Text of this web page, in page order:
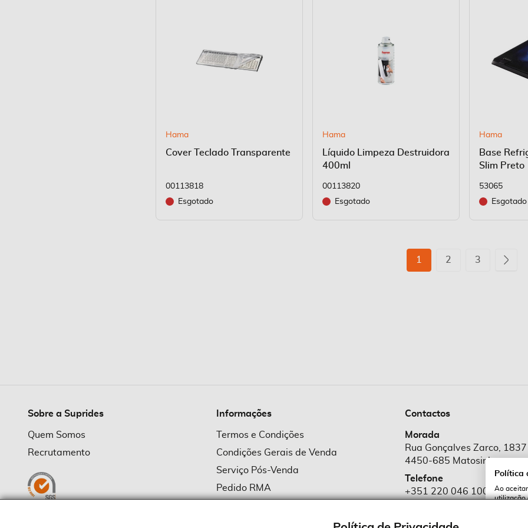
Hama
Cover Teclado Transparente
00113818
Esgotado
Hama
Líquido Limpeza Destruidora
400ml
00113820
Esgotado
Hama
Base
Slim Preto
53065
Esgotado
Página
Está de momento a ler a
1 Página
2 Página
3
Sobre a Suprides
Quem Somos
Recrutamento
Informações
Termos e Condições
Condições Gerais de Venda
Serviço Pós-Venda
Pedido RMA
Contactos
Morada
Rua Gonçalves Zarco, 1837
4450-685 Matosinhos
Telefone
+351 220 046 100
Política
Ao
utilização